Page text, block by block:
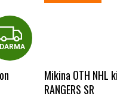
ZDARMA
Mikina OTH NHL
RANGERS SR